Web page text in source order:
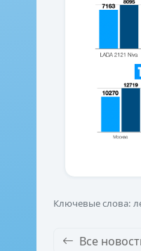
Ключевые слова:
Все